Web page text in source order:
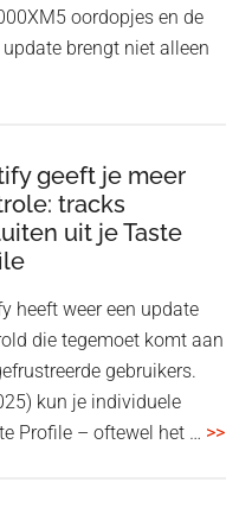
oordopjes en de
brengt niet alleen
geeft je meer
tracks
uit je Taste
heeft weer een update
die tegemoet komt aan
gebruikers.
kun je individuele
Profile – oftewel het … >>